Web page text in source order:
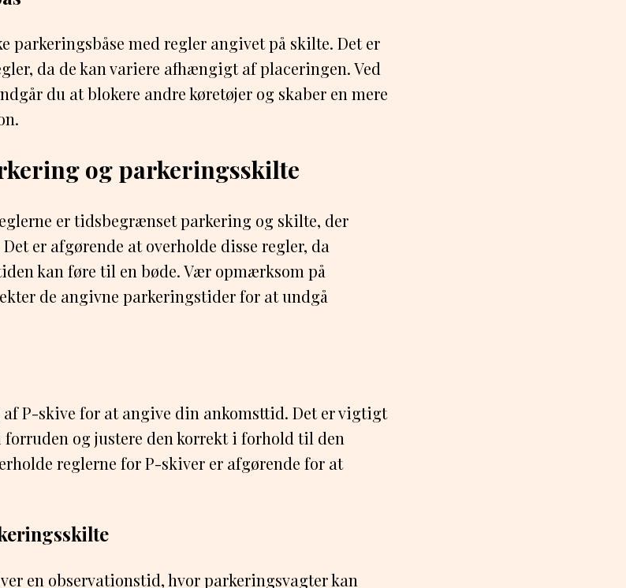
parkeringsbåse med regler angivet på skilte. Det er
da de kan variere afhængigt af placeringen. Ved
du at blokere andre køretøjer og skaber en mere
og parkeringsskilte
er tidsbegrænset parkering og skilte, der
er afgørende at overholde disse regler, da
kan føre til en bøde. Vær opmærksom på
de angivne parkeringstider for at undgå
P-skive for at angive din ankomsttid. Det er vigtigt
og justere den korrekt i forhold til den
reglerne for P-skiver er afgørende for at
en observationstid, hvor parkeringsvagter kan